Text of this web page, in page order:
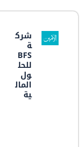
شرك
ة
BFS
للحل
ول
المال
ية